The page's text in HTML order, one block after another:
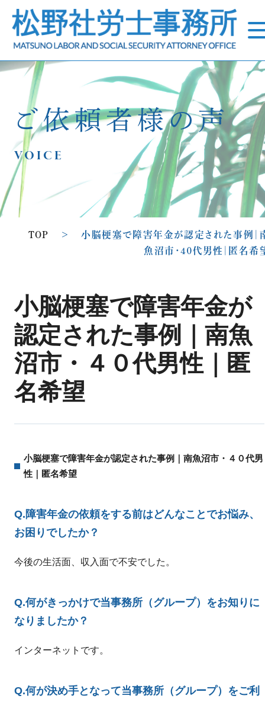
ご依頼者様の声
VOICE
TOP >
小脳梗塞で障害年金が認定された事例｜
魚沼市・４０代男性｜匿名希
小脳梗塞で障害年金が
認定された事例｜南魚
沼市・４０代男性｜匿
名希望
小脳梗塞で障害年金が認定された事例｜南魚沼市・４０代男
性｜匿名希望
Q.障害年金の依頼をする前はどんなことでお悩み、
お困りでしたか？
今後の生活面、収入面で不安でした。
Q.何がきっかけで当事務所（グループ）をお知りに
なりましたか？
インターネットです。
Q.何が決め手となって当事務所（グループ）をご利